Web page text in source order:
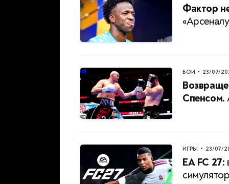
Фактор
БОИ • 23/07/
Спенсом.
ИГРЫ • 23/07/
EA FC 27: